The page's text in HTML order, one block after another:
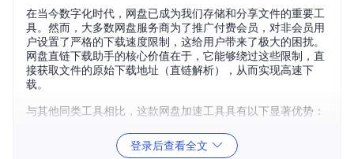
在当今数字化时代，网盘已成为我们存储和分享文件的重要工
具。然而，大多数网盘服务商为了推广付费会员，对非会员用
户设置了严格的下载速度限制，这给用户带来了极大的困扰。
网盘直链下载助手的核心价值在于，它能够绕过这些限制，直
接获取文件的原始下载地址（直链解析），从而实现高速下
载。
与其他同类工具相比，这款网盘加速工具具有以下显著优势：
核心特性 优势
登录后查看全文